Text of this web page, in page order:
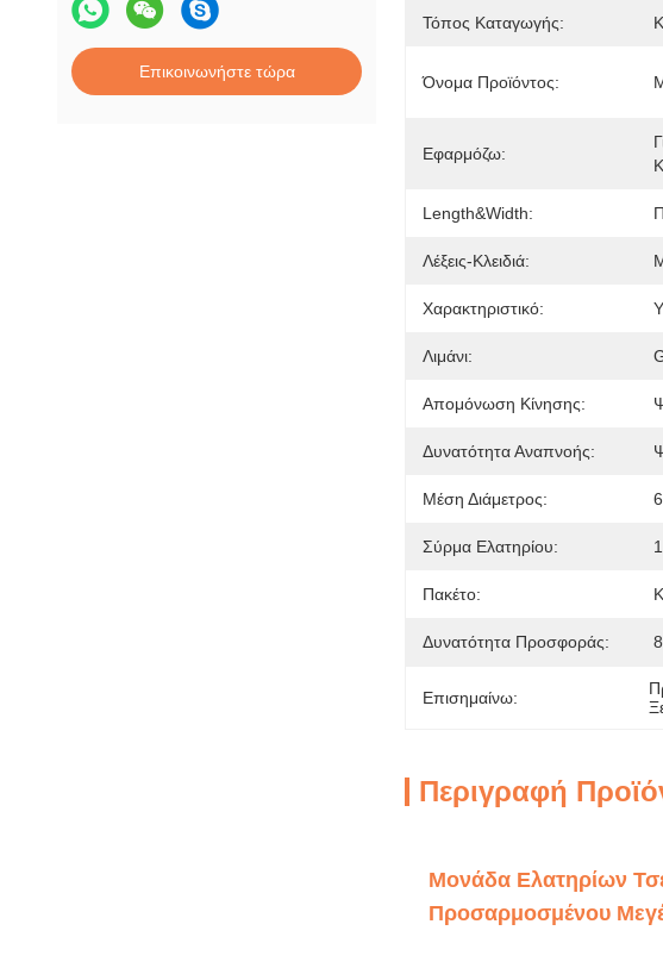
Επικοινωνήστε τώρα
Τόπος Καταγωγής:
Όνομα Προϊόντος:
Εφαρμόζω:
Length&Width:
Λέξεις-Κλειδιά:
Χαρακτηριστικό:
Λιμάνι:
Απομόνωση Κίνησης:
Δυνατότητα Αναπνοής:
Μέση Διάμετρος:
Σύρμα Ελατηρίου:
Πακέτο:
Δυνατότητα Προσφοράς:
Επισημαίνω:
Περιγραφή
Μονάδα Ελατηρίων
Προσαρμοσμένου